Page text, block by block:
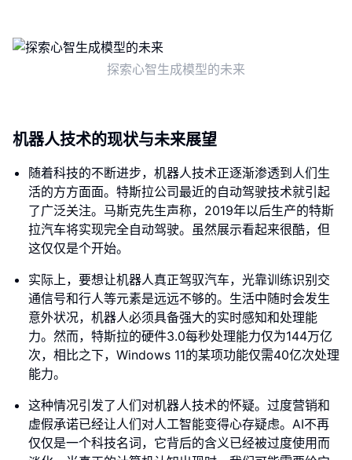
探索心智生成模型的未来
机器人技术的现状与未来展望
随着科技的不断进步，机器人技术正逐渐渗透到人们生
活的方方面面。特斯拉公司最近的自动驾驶技术就引起
了广泛关注。马斯克先生声称，2019年以后生产的特斯
拉汽车将实现完全自动驾驶。虽然展示看起来很酷，但
这仅仅是个开始。
实际上，要想让机器人真正驾驭汽车，光靠训练识别交
通信号和行人等元素是远远不够的。生活中随时会发生
意外状况，机器人必须具备强大的实时感知和处理能
力。然而，特斯拉的硬件3.0每秒处理能力仅为144万亿
次，相比之下，Windows 11的某项功能仅需40亿次处理
能力。
这种情况引发了人们对机器人技术的怀疑。过度营销和
虚假承诺已经让人们对人工智能变得心存疑虑。AI不再
仅仅是一个科技名词，它背后的含义已经被过度使用而